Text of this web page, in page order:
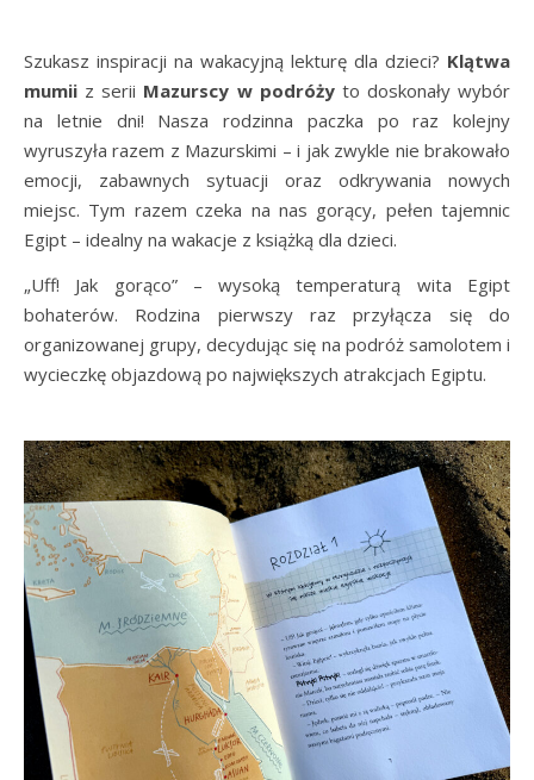
Szukasz inspiracji na wakacyjną lekturę dla dzieci? Klątwa
mumii z serii Mazurscy w podróżyto doskonały wybór
na letnie dni! Nasza rodzinna paczka po raz kolejny
wyruszyła razem z Mazurskimi – i jak zwykle nie brakowało
emocji, zabawnych sytuacji oraz odkrywania nowych
miejsc. Tym razem czeka na nas gorący, pełen tajemnic
Egipt – idealny na wakacje z książką dla dzieci.
„Uff! Jak gorąco” – wysoką temperaturą wita Egipt
bohaterów. Rodzina pierwszy raz przyłącza się do
organizowanej grupy, decydując się na podróż samolotem i
wycieczkę objazdową po największych atrakcjach Egiptu.